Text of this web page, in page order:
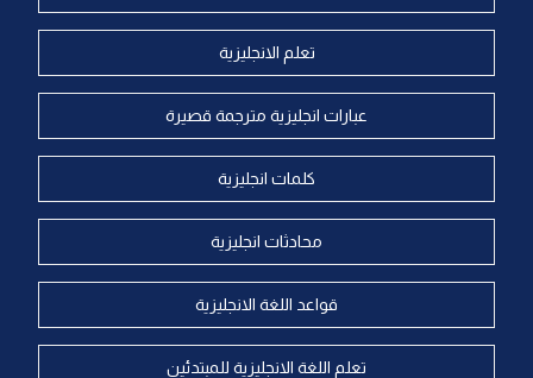
تعلم الانجليزية
عبارات انجليزية مترجمة قصيرة
كلمات انجليزية
محادثات انجليزية
قواعد اللغة الانجليزية
تعلم اللغة الانجليزية للمبتدئين